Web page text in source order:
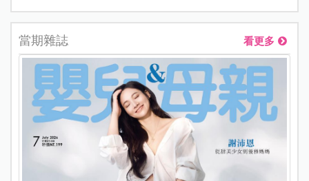
當期雜誌 看更多